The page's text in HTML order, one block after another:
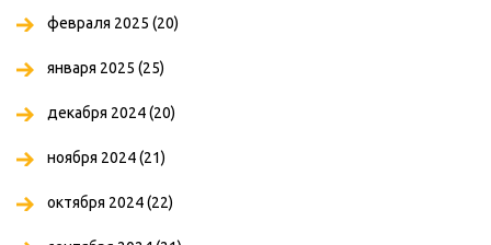
февраля 2025 (20)
января 2025 (25)
декабря 2024(20)
ноября 2024(21)
октября 2024(22)